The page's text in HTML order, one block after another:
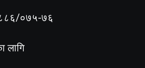
८८६/०७५-७६
लागि